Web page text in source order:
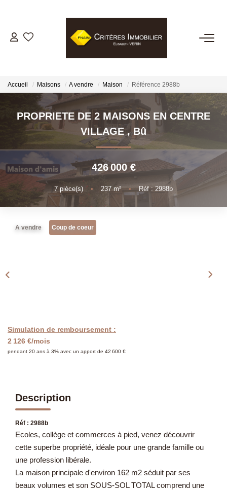
LOCATIONS
GESTION LOCATIVE
ESTIMATION
BIENS VENDUS
NOTRE AGENCE
Présentation
EXTRANET
Accueil Maisons A vendre Maison Référence 2988b
PROPRIETE DE 2 MAISONS EN CENTRE
VILLAGE, Bû
426 000 €
7 pièce(s) • 237 m² • Réf : 2988b
A vendre Coup de coeur
Simulation de remboursement :
2 126 €/mois
pendant 20 ans à 3% avec un apport de 42 600 €
Description
Réf : 2988b
Ecoles, collège et commerces à pied, venez découvrir
cette superbe propriété, idéale pour une grande famille ou
une profession libérale.
La maison principale d'environ 162 m2 séduit par ses
beaux volumes et son SOUS-SOL TOTAL comprend une